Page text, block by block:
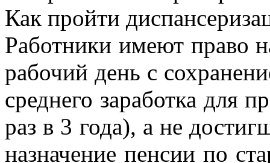
Как пройти
Работники имеют право
рабочий день с
среднего заработка для
раз в 3 года), а не
назначение пенсии по